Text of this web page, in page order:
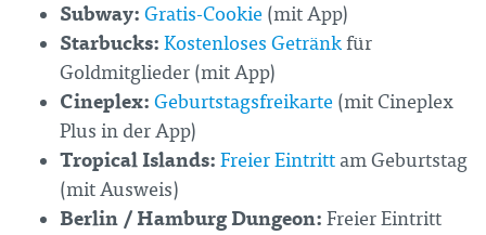
Subway: Gratis-Cookie (mit App)
Starbucks: Kostenloses Getränkfür
Goldmitglieder (mit App)
Cineplex: Geburtstagsfreikarte (mit Cineplex
Plus in der App)
Tropical Islands: Freier Eintritt am Geburtstag
(mit Ausweis)
Berlin / Hamburg Dungeon: Freier Eintritt